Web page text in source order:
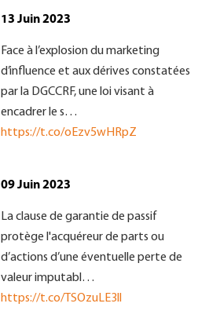
13 Juin 2023
Face à l’explosion du marketing
d’influence et aux dérives constatées
par la DGCCRF, une loi visant à
encadrer le s…
https://t.co/oEzv5wHRpZ
09 Juin 2023
La clause de garantie de passif
protège l'acquéreur de parts ou
d’actions d’une éventuelle perte de
valeur imputabl…
https://t.co/TSOzuLE3ll